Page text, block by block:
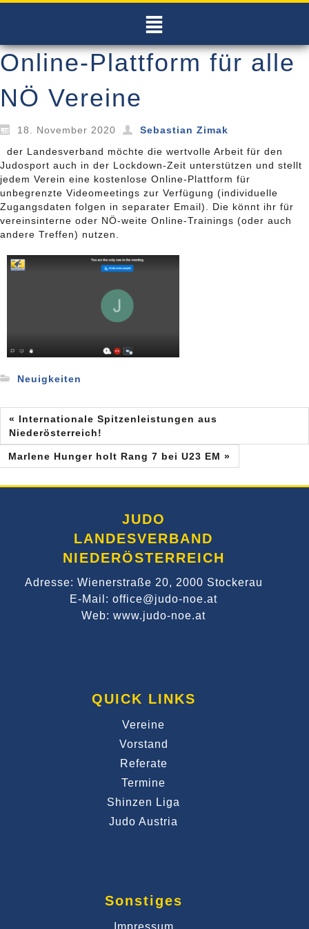
Online-Plattform für alle
NÖ Vereine
18. November 2020
Sebastian Zimak
der Landesverband möchte die wertvolle Arbeit für den
Judosport auch in der Lockdown-Zeit unterstützen und stellt
jedem Verein eine kostenlose Online-Plattform für
unbegrenzte Videomeetings zur Verfügung (individuelle
Zugangsdaten folgen in separater Email). Die könnt ihr für
vereinsinterne oder NÖ-weite Online-Trainings (oder auch
andere Treffen) nutzen.
Neuigkeiten
« Internationale Spitzenleistungen aus
Niederösterreich!
Marlene Hunger holt Rang 7 bei U23 EM »
JUDO
LANDESVERBAND
NIEDERÖSTERREICH
Adresse: Wienerstraße 20, 2000 Stockerau
E-Mail: office@judo-noe.at
Web: www.judo-noe.at
QUICK LINKS
Vereine
Vorstand
Referate
Termine
Shinzen Liga
Judo Austria
Sonstiges
Impressum